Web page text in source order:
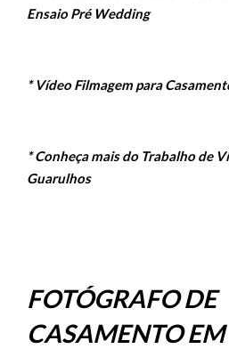
Ensaio Pré Wedding
* Vídeo Filmagem para
* Conheça mais do Trabalho de
Guarulhos
FOTÓGRAFO DE
CASAMENTO EM